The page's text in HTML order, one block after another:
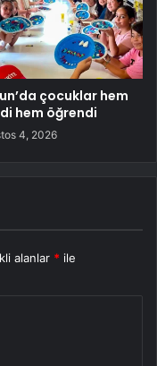
çocuklar hem
hem öğrendi
4, 2026
alanlar * ile